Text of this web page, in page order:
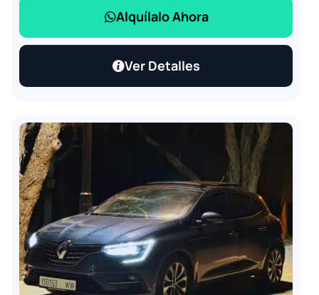
Alquílalo Ahora
Ver Detalles